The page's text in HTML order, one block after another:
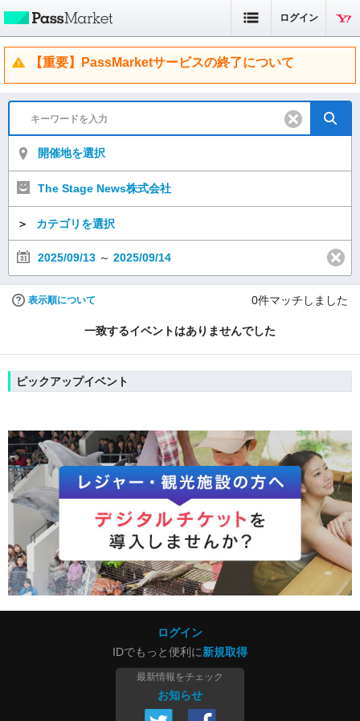
ログイン
【重要】PassMarketサービスの終了について
開催地を選択
The Stage News株式会社
＞ カテゴリを選択
2025/09/13 ～ 2025/09/14
表示順について 0件マッチしました
一致するイベントはありませんでした
ピックアップイベント
ログイン
IDでもっと便利に新規取得
最新情報をチェック
お知らせ